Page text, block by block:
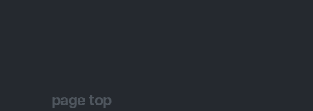
page top